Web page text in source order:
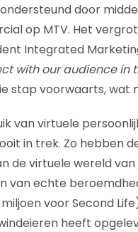
door
op MTV. Het
Integrated
with our audience
stap voorwaarts, wat
van virtuele
in trek. Zo hebben
de virtuele wereld van
van echte
voor Second
heeft